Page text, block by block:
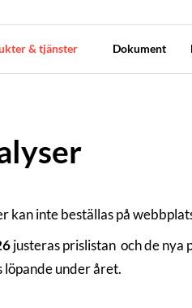
& tjänster Dokument
kan inte beställas på
justeras prislistan och de nya
löpande under året.